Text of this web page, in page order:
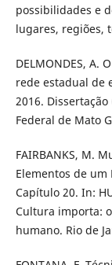
possibilidades e
lugares, regiões,
DELMONDES, A.
rede estadual de
2016.
Federal de Mato
FAIRBANKS, M.
Elementos de
Capítulo 20. In:
Cultura importa:
humano. Rio de